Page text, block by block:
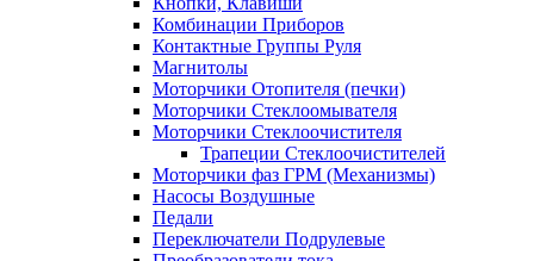
Комбинации Приборов
Контактные Группы Руля
Магнитолы
Моторчики Отопителя (печки)
Моторчики Стеклоомывателя
Моторчики Стеклоочистителя
Трапеции Стеклоочистителей
Моторчики фаз ГРМ (Механизмы)
Насосы Воздушные
Педали
Переключатели Подрулевые